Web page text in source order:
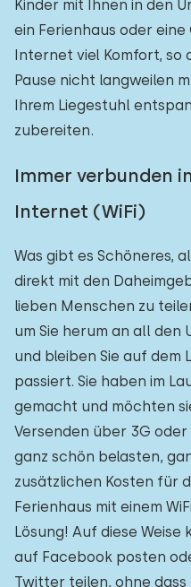
Kinder mit Ihnen in den
ein Ferienhaus oder
Internet viel Komfort, so
Pause nicht langweilen
Ihrem Liegestuhl
zubereiten.
Immer verbunden
Internet (WiFi)
Was gibt es Schöneres,
direkt mit den
lieben Menschen zu
um Sie herum an all
und bleiben Sie auf dem
passiert. Sie haben im
gemacht und möchten
Versenden über 3G
ganz schön belasten,
zusätzlichen Kosten für
Ferienhaus mit einem
Lösung! Auf diese Weise
auf Facebook posten
Twitter teilen, ohne